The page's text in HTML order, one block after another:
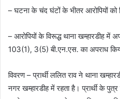
– घटना के चंद घंटों के भीतर आरोपियों को
– आरोपियों के विरूद्ध थाना खम्हारडीह में
103(1), 3(5) बी.एन.एस. का अपराध
विवरण – प्रार्थी ललित राव ने थाना
नगर खम्हारडीह में रहता है। प्रार्थी के